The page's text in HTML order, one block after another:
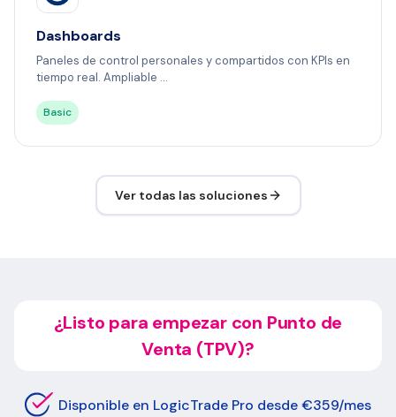
Dashboards
Paneles de control personales y compartidos con KPIs en
tiempo real. Ampliable ...
Basic
Ver todas las soluciones
¿Listo para empezar con Punto de
Venta (TPV)?
Disponible en LogicTrade Pro desde €359/mes